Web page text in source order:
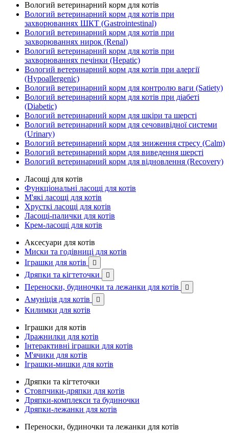
Вологий ветеринарний корм для котів
Вологий ветеринарний корм для котів при
захворюваннях ШКТ (Gastrointestinal)
Вологий ветеринарний корм для котів при
захворюваннях нирок (Renal)
Вологий ветеринарний корм для котів при
захворюваннях печінки (Hepatic)
Вологий ветеринарний корм для котів при алергії
(Hypoallergenic)
Вологий ветеринарний корм для контролю ваги (Satiety)
Вологий ветеринарний корм для котів при діабеті
(Diabetic)
Вологий ветеринарний корм для шкіри та шерсті
Вологий ветеринарний корм для сечовивідної системи
(Urinary)
Вологий ветеринарний корм для зниження стресу (Calm)
Вологий ветеринарний корм для виведення шерсті
Вологий ветеринарний корм для відновлення (Recovery)
Ласощі для котів
Функціональні ласощі для котів
М'які ласощі для котів
Хрусткі ласощі для котів
Ласощі-палички для котів
Крем-ласощі для котів
Аксесуари для котів
Миски та годівниці для котів
Іграшки для котів

Дряпки та кігтеточки 
Переноски, будиночки та лежанки для котів 
Амуніція для котів 
Килимки для котів
Іграшки для котів
Дражнилки для котів
Інтерактивні іграшки для котів
М'ячики для котів
Іграшки-мишки для котів
Дряпки та кігтеточки
Стовпчики-дряпки для котів
Дряпки-комплекси та будиночки
Дряпки-лежанки для котів
Переноски, будиночки та лежанки для котів